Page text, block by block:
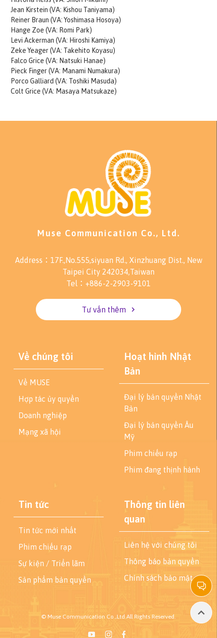
Jean Kirstein (VA: Kishou Taniyama)
Reiner Braun (VA: Yoshimasa Hosoya)
Hange Zoe (VA: Romi Park)
Levi Ackerman (VA: Hiroshi Kamiya)
Zeke Yeager (VA: Takehito Koyasu)
Falco Grice (VA: Natsuki Hanae)
Pieck Finger (VA: Manami Numakura)
Porco Galliard (VA: Toshiki Masuda)
Colt Grice (VA: Masaya Matsukaze)
Muse Communication Co., Ltd.
Address：17F.,No.555,siyuan Rd., Xinzhuang Dist., New
Taipei City 242034,Taiwan
Tel：+886-2-2903-9101
Tư vấn thêm
Về chúng tôi
Về MUSE
Hợp tác ủy quyền
Doanh nghiệp
Mạng xã hội
Hoạt hình Nhật
Bản
Đại lý bản quyền Nhật
Bản
Đại lý bản quyền Âu
Mỹ
Phim chiếu rạp
Phim đang thịnh hành
Tin tức
Tin tức mới nhất
Phim chiếu rạp
Sự kiện / Triển lãm
Sản phẩm bản quyền
Thông tin liên
quan
Liên hệ với chúng tôi
Thông báo bản quyền
Chính sách bảo mật
© Muse Communication Co.,Ltd.All Rights Reserved.